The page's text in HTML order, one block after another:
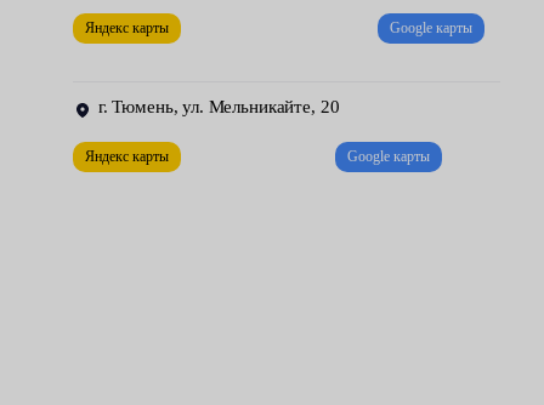
балансировка;
Выполнение профессионального шиномонтажа уменьшает
риски несчастных случаев на дороге из-за потери
Яндекс карты Google карты
г. Тюмень, ул. Мельникайте, 20
Яндекс карты Google карты